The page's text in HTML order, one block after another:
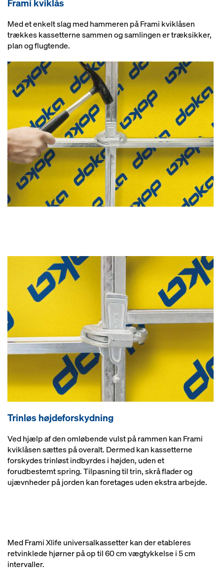
Frami kviklås
Med et enkelt slag med hammeren på Frami kviklåsen
trækkes kassetterne sammen og samlingen er træksikker,
plan og flugtende.
Trinløs højdeforskydning
Ved hjælp af den omløbende vulst på rammen kan Frami
kviklåsen sættes på overalt. Dermed kan kassetterne
forskydes trinløst indbyrdes i højden, uden et
forudbestemt spring. Tilpasning til trin, skrå flader og
ujævnheder på jorden kan foretages uden ekstra arbejde.
Med Frami Xlife universalkassetter kan der etableres
retvinklede hjørner på op til 60 cm vægtykkelse i 5 cm
intervaller.